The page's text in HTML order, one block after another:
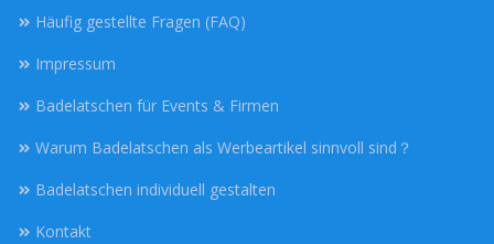
Häufig gestellte Fragen (FAQ)
Impressum
Badelatschen für Events & Firmen
Warum Badelatschen als Werbeartikel sinnvoll sind？
Badelatschen individuell gestalten
Kontakt